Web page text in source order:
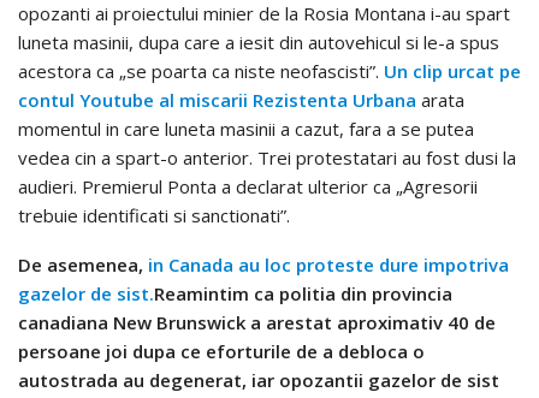
opozanti ai proiectului minier de la Rosia Montana i-au spart
luneta masinii, dupa care a iesit din autovehicul si le-a spus
acestora ca „se poarta ca niste neofascisti”. Un clip urcat pe
contul Youtube al miscarii Rezistenta Urbana arata
momentul in care luneta masinii a cazut, fara a se putea
vedea cin a spart-o anterior. Trei protestatari au fost dusi la
audieri. Premierul Ponta a declarat ulterior ca „Agresorii
trebuie identificati si sanctionati”.
De asemenea, in Canada au loc proteste dure impotriva
gazelor de sist.Reamintim ca politia din provincia
canadiana New Brunswick a arestat aproximativ 40 de
persoane joi dupa ce eforturile de a debloca o
autostrada au degenerat, iar opozantii gazelor de sist